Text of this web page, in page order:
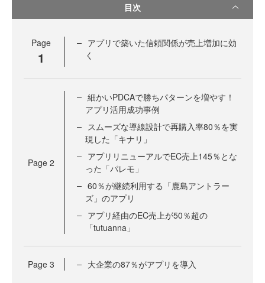
目次
Page
1
アプリで築いた信頼関係が売上増加に効
く
Page 2
細かいPDCAで勝ちパターンを増やす！
アプリ活用成功事例
スムーズな導線設計で再購入率80％を実
現した「キナリ」
アプリリニューアルでEC売上145％とな
った「パレモ」
60％が継続利用する「鹿島アントラー
ズ」のアプリ
アプリ経由のEC売上が50％超の
「tutuanna」
Page 3 大企業の87％がアプリを導入